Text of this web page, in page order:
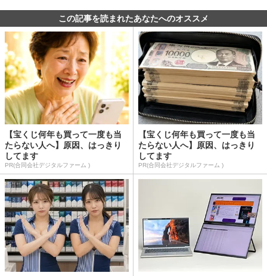
この記事を読まれたあなたへのオススメ
【宝くじ何年も買って一度も当
たらない人へ】原因、はっきり
してます
PR(合同会社デジタルファーム )
【宝くじ何年も買って一度も当
たらない人へ】原因、はっきり
してます
PR(合同会社デジタルファーム )